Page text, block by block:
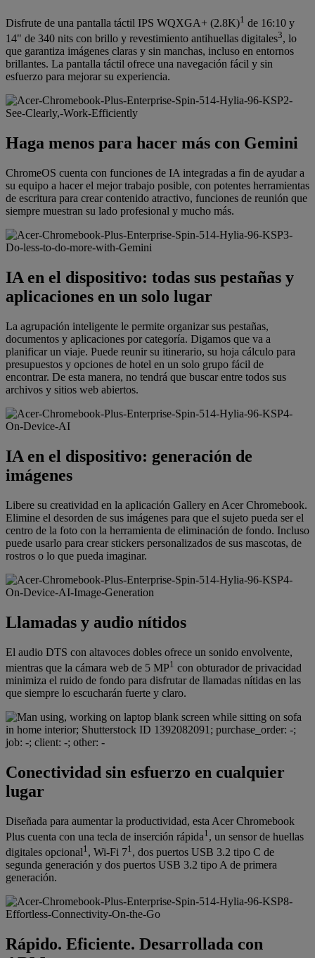
Disfrute de una pantalla táctil IPS WQXGA+ (2.8K)1 de 16:10 y
14" de 340 nits con brillo y revestimiento antihuellas digitales3, lo
que garantiza imágenes claras y sin manchas, incluso en entornos
brillantes. La pantalla táctil ofrece una navegación fácil y sin
esfuerzo para mejorar su experiencia.
Haga menos para hacer más con Gemini
ChromeOS cuenta con funciones de IA integradas a fin de ayudar a
su equipo a hacer el mejor trabajo posible, con potentes herramientas
de escritura para crear contenido atractivo, funciones de reunión que
siempre muestran su lado profesional y mucho más.
IA en el dispositivo: todas sus pestañas y
aplicaciones en un solo lugar
La agrupación inteligente le permite organizar sus pestañas,
documentos y aplicaciones por categoría. Digamos que va a
planificar un viaje. Puede reunir su itinerario, su hoja cálculo para
presupuestos y opciones de hotel en un solo grupo fácil de
encontrar. De esta manera, no tendrá que buscar entre todos sus
archivos y sitios web abiertos.
IA en el dispositivo: generación de
imágenes
Libere su creatividad en la aplicación Gallery en Acer Chromebook.
Elimine el desorden de sus imágenes para que el sujeto pueda ser el
centro de la foto con la herramienta de eliminación de fondo. Incluso
puede usarlo para crear stickers personalizados de sus mascotas, de
rostros o lo que pueda imaginar.
Llamadas y audio nítidos
El audio DTS con altavoces dobles ofrece un sonido envolvente,
mientras que la cámara web de 5 MP1 con obturador de privacidad
minimiza el ruido de fondo para disfrutar de llamadas nítidas en las
que siempre lo escucharán fuerte y claro.
Conectividad sin esfuerzo en cualquier
lugar
Diseñada para aumentar la productividad, esta Acer Chromebook
Plus cuenta con una tecla de inserción rápida1 , un sensor de huellas
digitales opcional1, Wi-Fi 71, dos puertos USB 3.2 tipo C de
segunda generación y dos puertos USB 3.2 tipo A de primera
generación.
Rápido. Eficiente. Desarrollada con